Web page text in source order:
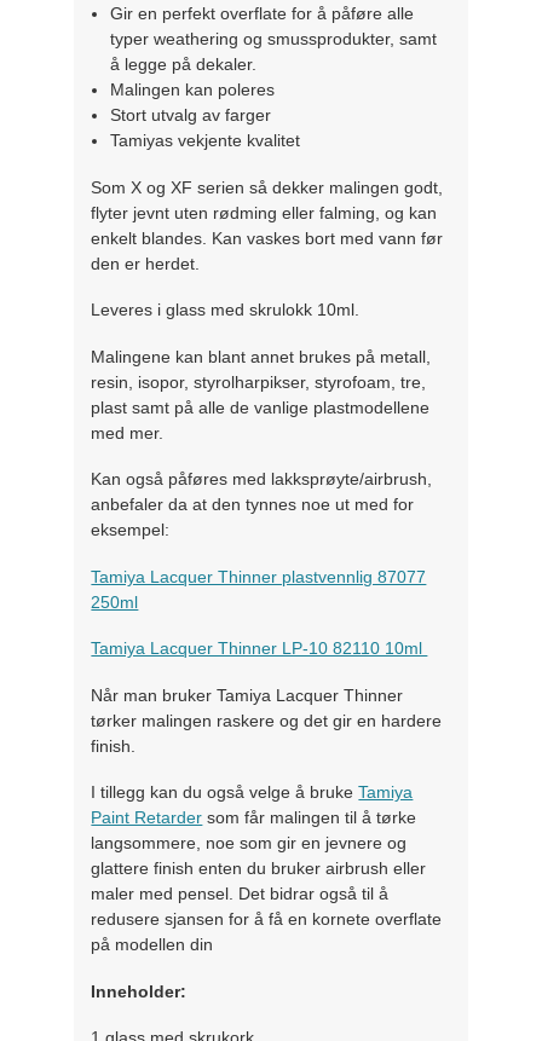
Gir en perfekt overflate for å påføre alle
typer weathering og smussprodukter, samt
å legge på dekaler.
Malingen kan poleres
Stort utvalg av farger
Tamiyas vekjente kvalitet
Som X og XF serien så dekker malingen godt,
flyter jevnt uten rødming eller falming, og kan
enkelt blandes. Kan vaskes bort med vann før
den er herdet.
Leveres i glass med skrulokk 10ml.
Malingene kan blant annet brukes på metall,
resin, isopor, styrolharpikser, styrofoam, tre,
plast samt på alle de vanlige plastmodellene
med mer.
Kan også påføres med lakksprøyte/airbrush,
anbefaler da at den tynnes noe ut med for
eksempel:
Tamiya Lacquer Thinner plastvennlig 87077
250ml
Tamiya Lacquer Thinner LP-10 82110 10ml
Når man bruker Tamiya Lacquer Thinner
tørker malingen raskere og det gir en hardere
finish.
I tillegg kan du også velge å brukeTamiya
Paint Retarder som får malingen til å tørke
langsommere, noe som gir en jevnere og
glattere finish enten du bruker airbrush eller
maler med pensel. Det bidrar også til å
redusere sjansen for å få en kornete overflate
på modellen din
Inneholder: